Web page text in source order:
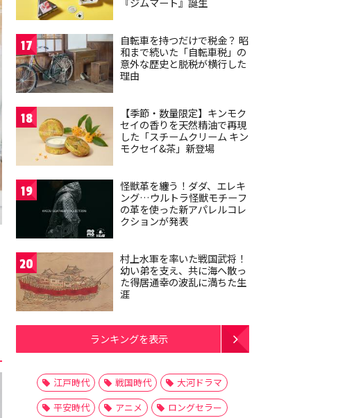
17
自転車を持つだけで税金？ 昭
和まで続いた「自転車税」の
意外な歴史と脱税が横行した
理由
18
【季節・数量限定】キンモク
セイの香りを天然精油で再現
した「スチームクリーム キン
モクセイ&茶」新登場
19
怪獣革を纏う！ダダ、エレキ
ング…ウルトラ怪獣モチーフ
の革を使った新アパレルコレ
クションが発表
20
村上水軍を率いた戦国武将！
幼い弟を支え、共に海へ散っ
た得居通幸の波乱に満ちた生
涯
ランキングを表示
江戸時代 戦国時代
大河ドラマ
平安時代
アニメ
ロングセラー